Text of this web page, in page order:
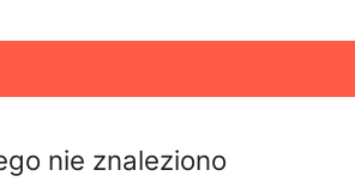
nie znaleziono